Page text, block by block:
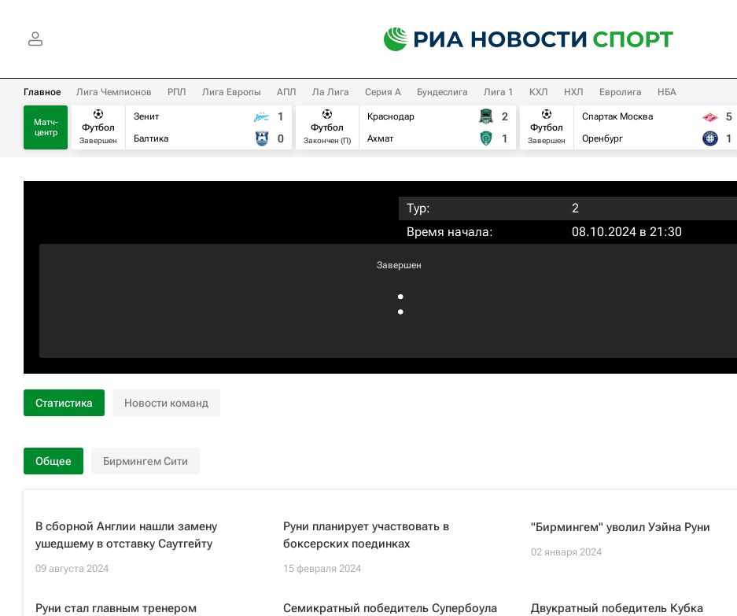
Главное Лига Чемпионов РПЛ Лига Европы АПЛ Ла Лига Серия А Бундеслига Лига 1 КХЛ НХЛ Евролига НБА
Матч-
центр
Футбол
Завершен
Зенит
Балтика
1
0
Футбол
Закончен (П)
Краснодар
Ахмат
2
1
Футбол
Завершен
Спартак Москва
Оренбург
5
1
Тур:
2
Время начала:
08.10.2024 в 21:30
Завершен
:
Статистика Новости команд
Общее Бирмингем Сити
В сборной Англии нашли замену
ушедшему в отставку Саутгейту
09 августа 2024
Руни планирует участвовать в
боксерских поединках
15 февраля 2024
"Бирмингем" уволил Уэйна Руни
02 января 2024
Руни стал главным тренером
Семикратный победитель Супербоула
Двукратный победитель Кубка